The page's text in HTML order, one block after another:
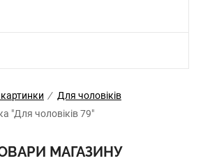
/ Для чоловіків
"Для чоловіків 79"
МАГАЗИНУ